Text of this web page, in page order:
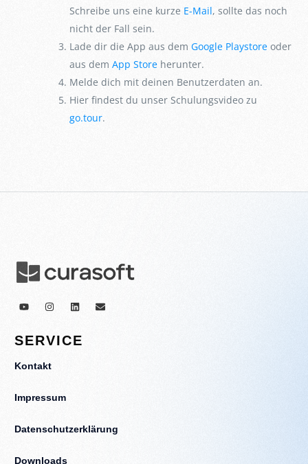
Schreibe uns eine kurze E-Mail, sollte das noch
nicht der Fall sein.
Lade dir die App aus demGoogle Playstore oder
aus demApp Store herunter.
Melde dich mit deinen Benutzerdaten an.
Hier findest du unser Schulungsvideo zu
go.tour.
SERVICE
Kontakt
Impressum
Datenschutzerklärung
Downloads